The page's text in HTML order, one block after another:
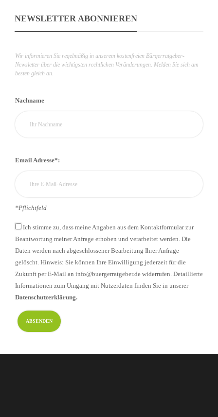
NEWSLETTER ABONNIEREN
Wir informieren Sie regelmäßig in unserem kostenfreien Bürgerratgeber-
Newsletter über die wichtigsten rechtlichen Veränderungen. Melden Sie sich am
besten gleich an.
Nachname
Email Adresse*:
*Pflichtfeld
Ich stimme zu, dass meine Angaben aus dem Kontaktformular zur
Beantwortung meiner Anfrage erhoben und verarbeitet werden. Die
Daten werden nach abgeschlossener Bearbeitung Ihrer Anfrage
gelöscht. Hinweis: Sie können Ihre Einwilligung jederzeit für die
Zukunft per E-Mail an info@buergerratgeber.de widerrufen. Detaillierte
Informationen zum Umgang mit Nutzerdaten finden Sie in unserer
Datenschutzerklärung.